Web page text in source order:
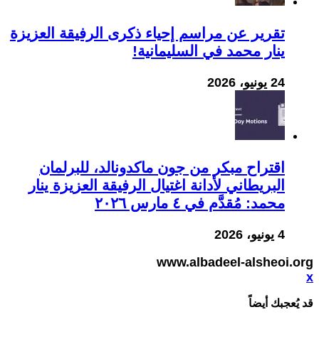
تقرير عن مراسم إحياء ذكرى الرفيقة العزيزة
ينار محمد في السليمانية!
24 يونيو، 2026
اقتراح مبكر من جون ماكدونالد، للبرلمان
البريطاني لأدانة اغتيال الرفيقة العزيزة ينار
محمد: مُقدَّم في ٤ مارس ٢٠٢٦
4 يونيو، 2026
www.albadeel-alsheoi.org
x